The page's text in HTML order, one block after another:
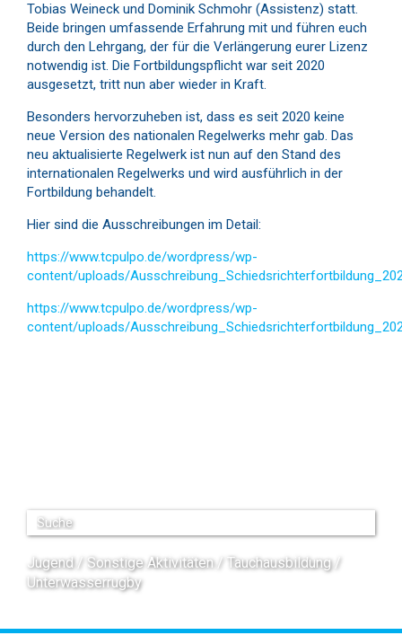
Tobias Weineck und Dominik Schmohr (Assistenz) statt.
Beide bringen umfassende Erfahrung mit und führen euch
durch den Lehrgang, der für die Verlängerung eurer Lizenz
notwendig ist. Die Fortbildungspflicht war seit 2020
ausgesetzt, tritt nun aber wieder in Kraft.
Besonders hervorzuheben ist, dass es seit 2020 keine
neue Version des nationalen Regelwerks mehr gab. Das
neu aktualisierte Regelwerk ist nun auf den Stand des
internationalen Regelwerks und wird ausführlich in der
Fortbildung behandelt.
Hier sind die Ausschreibungen im Detail:
https://www.tcpulpo.de/wordpress/wp-
content/uploads/
https://www.tcpulpo.de/wordpress/wp-
content/uploads/
Jugend Sonstige Aktivitäten
Tauchausbildung
Unterwasserrugby